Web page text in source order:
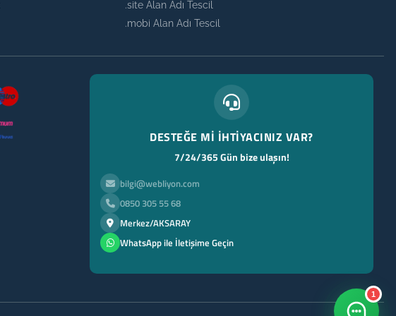
.site Alan Adı Tescil
.mobi Alan Adı Tescil
DESTEĞE Mİ İHTİYACINIZ VAR?
7/24/365 Gün bize ulaşın!
bilgi@webliyon.com
0850 305 55 68
Merkez/AKSARAY
WhatsApp ile İletişime Geçin
1